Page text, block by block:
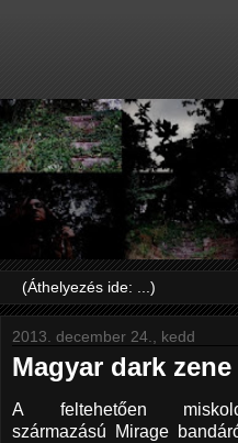
2013. december 24., kedd
Magyar dark
A feltehetően
származású Mirage